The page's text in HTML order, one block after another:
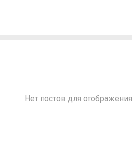
Нет постов для отображения